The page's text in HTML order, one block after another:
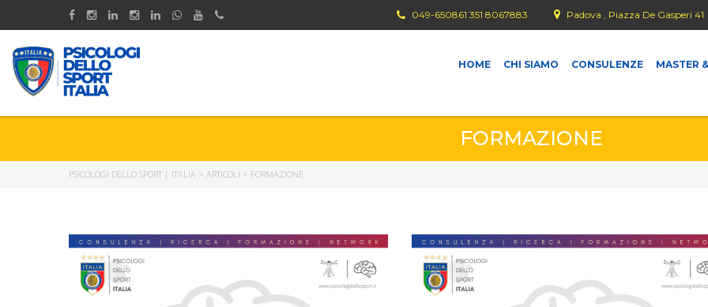
Padova , Piazza De Gasperi 41
049-650861 351 8067883
HOME CHI SIAMO CONSULENZE MASTER
FORMAZIONE
PSICOLOGI DELLO SPORT | ITALIA > ARTICOLI > FORMAZIONE